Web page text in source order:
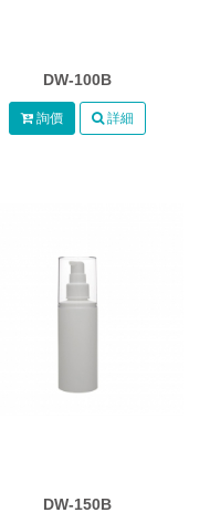
DW-100B
詢價 詳細
DW-150B